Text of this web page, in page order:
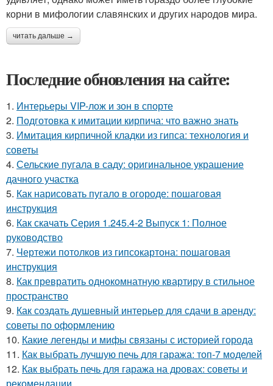
корни в мифологии славянских и других народов мира.
читать дальше →
Последние обновления на сайте:
1. Интерьеры VIP-лож и зон в спорте
2. Подготовка к имитации кирпича: что важно знать
3. Имитация кирпичной кладки из гипса: технология и
советы
4. Сельские пугала в саду: оригинальное украшение
дачного участка
5. Как нарисовать пугало в огороде: пошаговая
инструкция
6. Как скачать Серия 1.245.4-2 Выпуск 1: Полное
руководство
7. Чертежи потолков из гипсокартона: пошаговая
инструкция
8. Как превратить однокомнатную квартиру в стильное
пространство
9. Как создать душевный интерьер для сдачи в аренду:
советы по оформлению
10. Какие легенды и мифы связаны с историей города
11. Как выбрать лучшую печь для гаража: топ-7 моделей
12. Как выбрать печь для гаража на дровах: советы и